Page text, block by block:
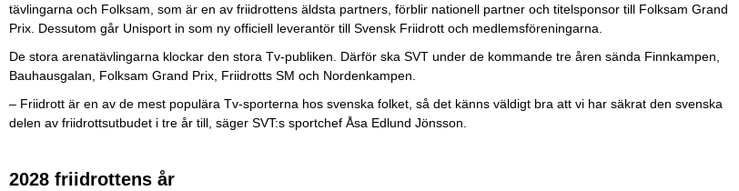
tävlingarna och Folksam, som är en av friidrottens äldsta partners, förblir nationell partner och titelsponsor till Folksam Grand
Prix. Dessutom går Unisport in som ny officiell leverantör till Svensk Friidrott och medlemsföreningarna.
De stora arenatävlingarna klockar den stora Tv-publiken. Därför ska SVT under de kommande tre åren sända Finnkampen,
Bauhausgalan, Folksam Grand Prix, Friidrotts SM och Nordenkampen.
– Friidrott är en av de mest populära Tv-sporterna hos svenska folket, så det känns väldigt bra att vi har säkrat den svenska
delen av friidrottsutbudet i tre år till, säger SVT:s sportchef Åsa Edlund Jönsson.
2028 friidrottens år